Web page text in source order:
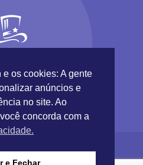
os cookies: A gente
anúncios e
no site. Ao
concorda com a
e Fechar